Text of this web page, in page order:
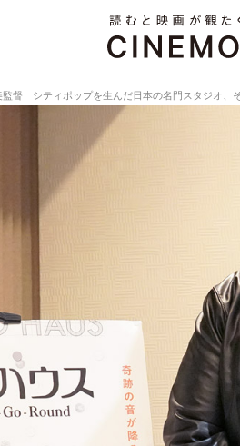
督 シティポップを生んだ日本の名門スタジオ、